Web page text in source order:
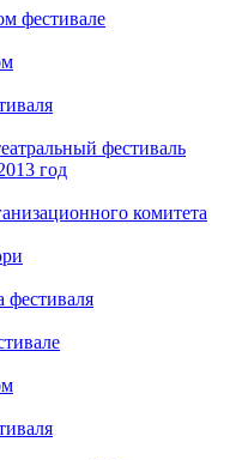
фестивале
фестиваль
год
комитета
фестиваля